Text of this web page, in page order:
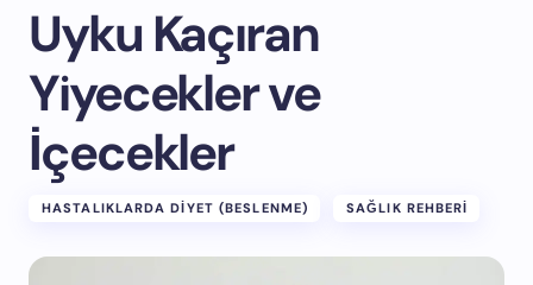
Uyku Kaçıran
Yiyecekler ve
İçecekler
HASTALIKLARDA DIYET (BESLENME) SAĞLIK REHBERI